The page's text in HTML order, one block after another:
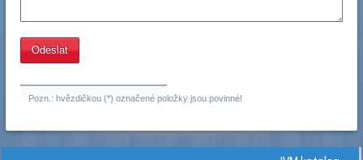
Pozn.: hvězdičkou (*) označené položky jsou povinné!